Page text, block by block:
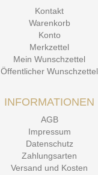
Kontakt
Warenkorb
Konto
Merkzettel
Mein Wunschzettel
Öffentlicher Wunschzettel
INFORMATIONEN
AGB
Impressum
Datenschutz
Zahlungsarten
Versand und Kosten